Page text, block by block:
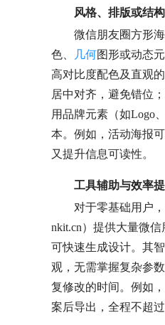
风格、排版或结
微信朋友圈方形
色、
几何图形或动态
高对比度配色及直观
居中对齐，避免错位
用品牌元素（如Logo
本。例如，活动海报
又提升信息可读性。
工具辅助与效率
对于零基础用户
nkit.cn）提供大量微
可快速生成设计。其
观，无需掌握复杂参
复修改的时间。例如
案后导出，全程不超